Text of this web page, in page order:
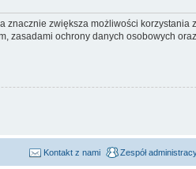
zwiększa możliwości korzystania
ochrony danych osobowych
Zespół
Kontakt z nami